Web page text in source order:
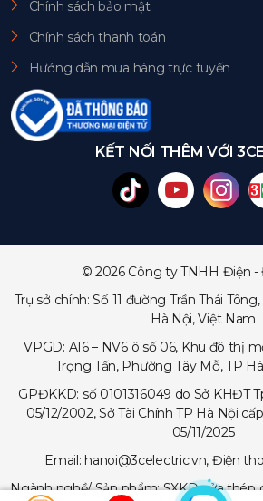
Chính sách bảo mật
Chính sách thanh toán
Hướng dẫn mua hàng trực tuyến
KẾT NỐI THÊM VỚI
© 2026 Công ty TNHH Điện -
Trụ sở chính: Số 11 đường Trần Thái
Hà Nội, Việt Nam
VPGD: A16 – NV6 ô số 06, Khu đô thị
Trọng Tấn, Phường Tây Mỗ, TP
GPĐKKD: số 0101316049 do Sở KHĐT
05/12/2002, Sở Tài Chính TP Hà Nội
05/11/2025
Email: hanoi@3celectric.vn, Điện
Ngành nghề/ Sản phẩm: SXKD cửa thép